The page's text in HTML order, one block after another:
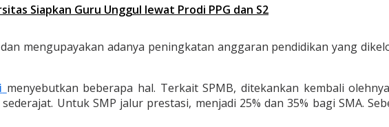
Siapkan Guru Unggul lewat Prodi PPG dan S2
mengupayakan adanya peningkatan anggaran pendidikan yang
menyebutkan beberapa hal. Terkait SPMB, ditekankan kembali
Untuk SMP jalur prestasi, menjadi 25% dan 35% bagi SMA.